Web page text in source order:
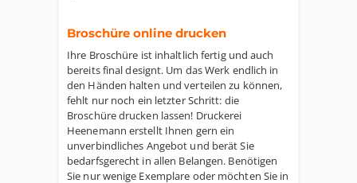
Broschüre online drucken
Ihre Broschüre ist inhaltlich fertig und auch
bereits final designt. Um das Werk endlich in
den Händen halten und verteilen zu können,
fehlt nur noch ein letzter Schritt: die
Broschüre drucken lassen! Druckerei
Heenemann erstellt Ihnen gern ein
unverbindliches Angebot und berät Sie
bedarfsgerecht in allen Belangen. Benötigen
Sie nur wenige Exemplare oder möchten Sie in